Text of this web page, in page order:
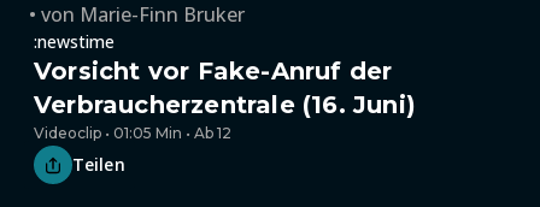
von Marie-Finn Bruker
:newstime
Vorsicht vor Fake-Anruf der
Verbraucherzentrale (16. Juni)
Videoclip • 01:05 Min • Ab 12
Teilen